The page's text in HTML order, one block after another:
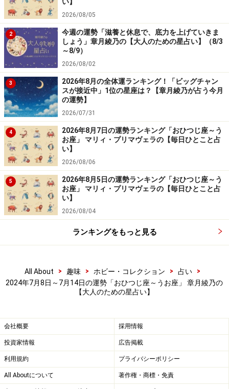
しし座／獅子座（7月23日～8月22日生ま
れ）
季節は夏！
コバンザメ泳法で、スイスイどうぞ。
＞【詳しく見る】全体運、社交運、恋愛運などはこちら
おとめ座／乙女座（8月23日～9月22日生ま
れ）
“揺れ”を肯定して。
すべては必然です。
い】
2026/08/05
2
今週の運勢「滋養と休息で、底力を上げていきま
しょう」章月綾乃の【大人のための星占い】（8/3
～8/9）
2026/08/02
3
2026年8月の全体運ランキング！「ビッグチャン
スが接近中」1位の星座は？【章月綾乃が占う今月
の運勢】
2026/07/31
4
2026年8月7日の運勢ランキング「おひつじ座～う
お座」 マリィ・プリマヴェラの【毎日ひとこと占
い】
2026/08/06
5
2026年8月5日の運勢ランキング「おひつじ座～う
お座」 マリィ・プリマヴェラの【毎日ひとこと占
い】
2026/08/04
ランキングをもっと見る
All About > 趣味 > ホビー・コレクション > 占い
>
2024年7月8日～7月14日の運勢「おひつじ座～うお座」 章月綾乃の
【大人のための星占い】
会社概要 採用情報
投資家情報 広告掲載
利用規約 プライバシーポリシー
All Aboutについて 著作権・商標・免責